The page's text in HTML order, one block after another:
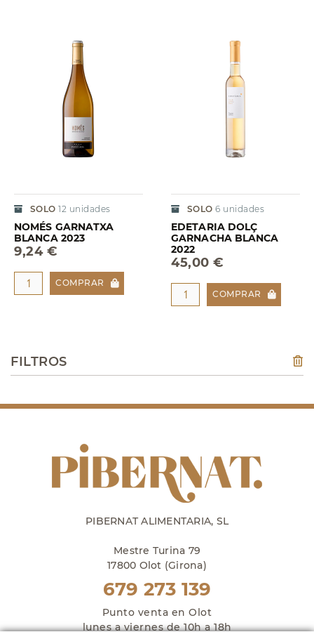
SOLO 12 unidades
NOMÉS GARNATXA
BLANCA 2023
9,24 €
COMPRAR
SOLO 6 unidades
EDETARIA DOLÇ
GARNACHA BLANCA
2022
45,00 €
COMPRAR
FILTROS
PIBERNAT ALIMENTARIA, SL
Mestre Turina 79
17800 Olot (Girona)
679 273 139
Punto venta en Olot
lunes a viernes de 10h a 18h